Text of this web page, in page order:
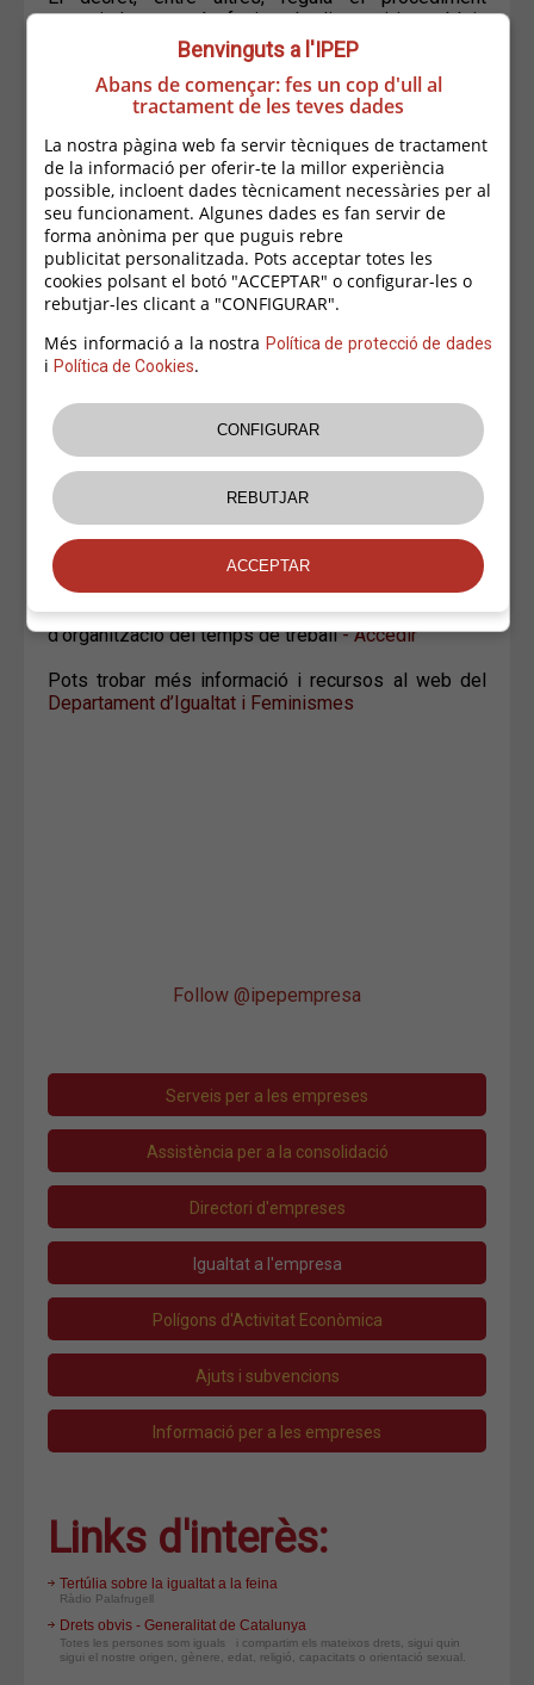
negociador, posa èmfasi en la diagnosi i estableix
mesures de seguiment i avaluació.
RECURSOS PER ELABORAR PLANS D’IGUALTAT
Eina de disseny, seguiment i avaluació del Pla -
Accedir
Per a més informació sobre les obligacions de les
empreses en matèria d’igualtat podeu consultar la
Guia d’obligacions en matèria d’igualtat elaborada
per PIMEC.
També, pots consultar i descarregar els següents
documents elaborats per l’Ajuntament de Palafrugell
per aprofundir sobre la importància de la igualtat
entre homes i dones:
Llenguatge igualitari a l'empresa.
Evitar l'assetjament a la feina
+ informació
Normativa
Metodologia per a implantar noves formes
d'organització del temps de treball- Accedir
Pots trobar més informació i recursos al web del
Departament d’Igualtat i Feminismes
Follow @ipepempresa
Serveis per a les empreses
Assistència per a la consolidació
Directori d'empreses
Igualtat a l'empresa
Polígons d'Activitat Econòmica
Ajuts i subvencions
Informació per a les empreses
Links d'interès:
Tertúlia sobre la igualtat a la feina
Ràdio Palafrugell
Drets obvis - Generalitat de Catalunya
Totes les persones som iguals i compartim els mateixos drets, sigui quin
sigui el nostre origen, gènere, edat, religió, capacitats o orientació sexual.
Benvinguts a l'IPEP
Abans de començar: fes un cop d'ull al
tractament de les teves dades
La nostra pàgina web fa servir tècniques de tractament
de la informació per oferir-te la millor experiència
possible, incloent dades tècnicament necessàries per al
seu funcionament. Algunes dades es fan servir de
forma anònima per que puguis rebre
publicitat personalitzada. Pots acceptar totes les
cookies polsant el botó "ACCEPTAR" o configurar-les o
rebutjar-les clicant a "CONFIGURAR".
Més informació a la nostra Política de protecció de dades
iPolítica de Cookies.